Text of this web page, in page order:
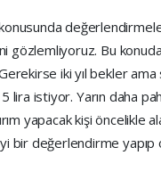
gözlemliyoruz. Bu
iki yıl bekler
lira istiyor. Yarın daha
yapacak kişi öncelikle
bir değerlendirme